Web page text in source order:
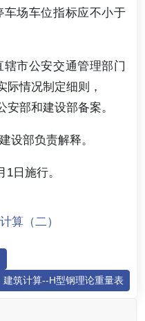
场车位指标应不小于
市公安交通管理部门
际情况制定细则，
部和建设部备案。
设部负责解释。
日施行。
算（二）
建筑计算--H型钢理论重量表